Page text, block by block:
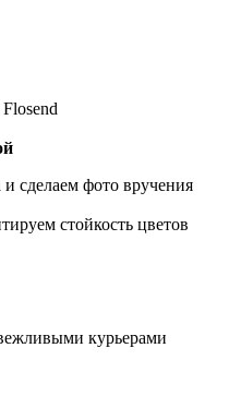
сделаем фото вручения
стойкость цветов
курьерами